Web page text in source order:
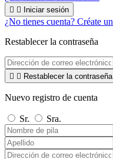
  Iniciar sesión
¿No tienes cuenta? Créate
Restablecer la contraseña
  Restablecer la contraseña
Nuevo registro de cuenta
Sr. Sra.